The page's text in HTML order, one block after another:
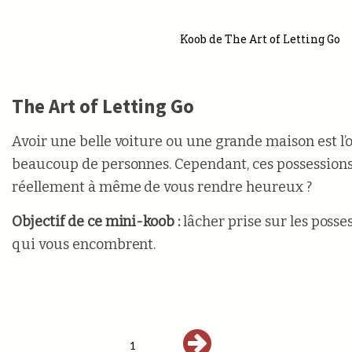
Koob de The Art of Letting Go
The Art of Letting Go
Avoir une belle voiture ou une grande maison est
beaucoup de personnes. Cependant, ces
réellement à même de vous rendre heureux ?
Objectif de ce mini-koob :lâcher prise sur les
qui vous encombrent.
1